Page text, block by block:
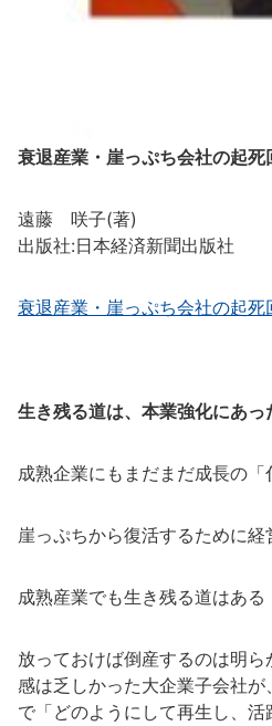
衰退産業・崖っぷち会社の起死
遠藤 咲子(著)
出版社:日本経済新聞出版社
衰退産業・崖っぷち会社の起死
生き残る道は、本業強化にあっ
成熟企業にもまだまだ成長の「
崖っぷちから復活するために経
成熟産業でも生き残る道はある
放っておけば倒産するのは明
感は乏しかった大企業子会社
で「どのようにして再生し、